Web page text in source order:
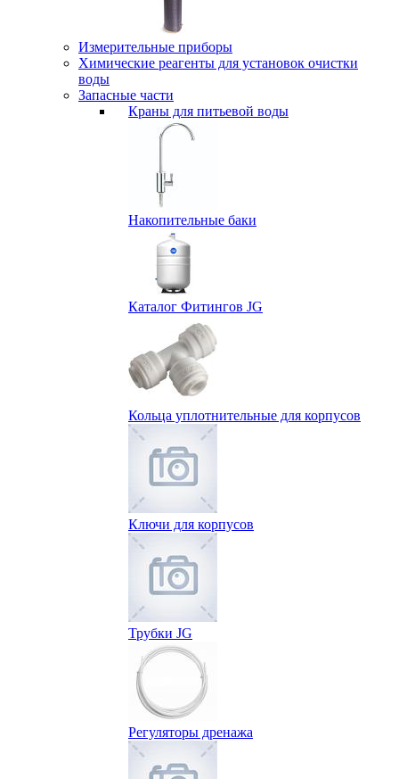
Измерительные приборы
Химические реагенты для установок очистки
воды
Запасные части
Краны для питьевой воды
Накопительные баки
Каталог Фитингов JG
Кольца уплотнительные для корпусов
Ключи для корпусов
Трубки JG
Регуляторы дренажа